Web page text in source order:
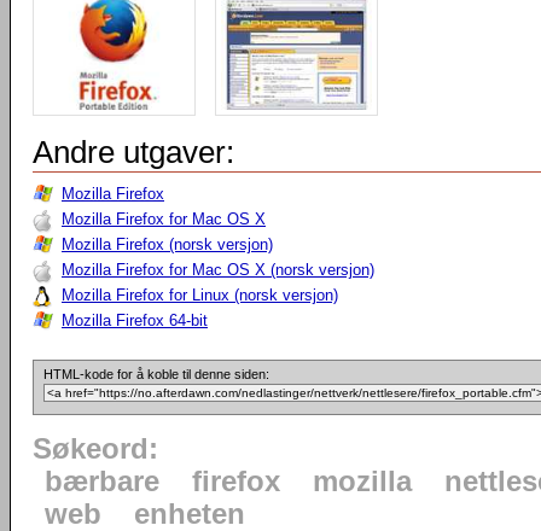
Andre utgaver:
Mozilla Firefox
Mozilla Firefox for Mac OS X
Mozilla Firefox (norsk versjon)
Mozilla Firefox for Mac OS X (norsk versjon)
Mozilla Firefox for Linux (norsk versjon)
Mozilla Firefox 64-bit
HTML-kode for å koble til denne siden:
Søkeord:
bærbare
firefox mozilla
web
enheten